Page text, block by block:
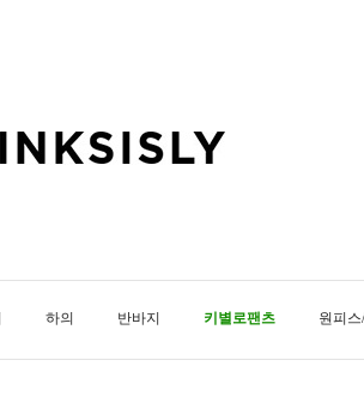
하의 반바지 키별로팬츠 원피